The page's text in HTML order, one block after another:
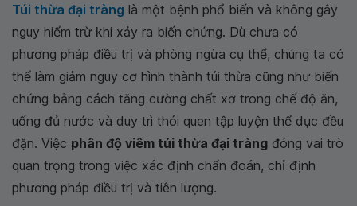
Túi thừa đại tràng là một bệnh phổ biến và không gây
nguy hiểm trừ khi xảy ra biến chứng. Dù chưa có
phương pháp điều trị và phòng ngừa cụ thể, chúng ta có
thể làm giảm nguy cơ hình thành túi thừa cũng như biến
chứng bằng cách tăng cường chất xơ trong chế độ ăn,
uống đủ nước và duy trì thói quen tập luyện thể dục đều
đặn. Việc phân độ viêm túi thừa đại tràng đóng vai trò
quan trọng trong việc xác định chẩn đoán, chỉ định
phương pháp điều trị và tiên lượng.